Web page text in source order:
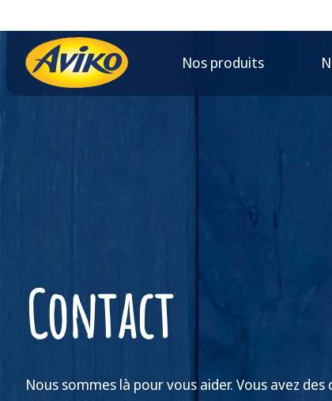
Nos produits
Contact
Nous sommes là pour vous aider. Vous avez